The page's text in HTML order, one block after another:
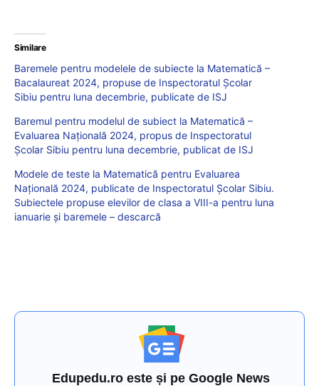
Similare
Baremele pentru modelele de subiecte la Matematică –
Bacalaureat 2024, propuse de Inspectoratul Școlar
Sibiu pentru luna decembrie, publicate de ISJ
Baremul pentru modelul de subiect la Matematică –
Evaluarea Națională 2024, propus de Inspectoratul
Școlar Sibiu pentru luna decembrie, publicat de ISJ
Modele de teste la Matematică pentru Evaluarea
Națională 2024, publicate de Inspectoratul Școlar Sibiu.
Subiectele propuse elevilor de clasa a VIII-a pentru luna
ianuarie și baremele – descarcă
Edupedu.ro este și pe Google News